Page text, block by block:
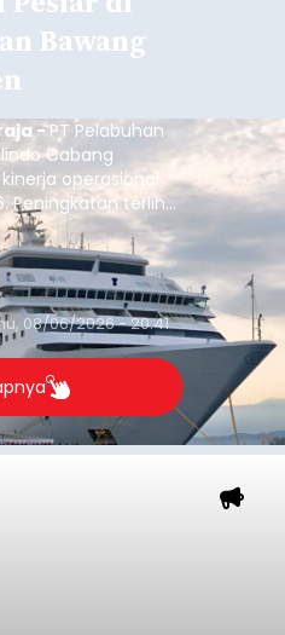
Bawang
-PT Pelabuhan
Cabang
operasional
Peningkatan terlihat
1,48 juta Gross
12,4 persen
tahun lalu
GT.
08/06/2026 - 20:41